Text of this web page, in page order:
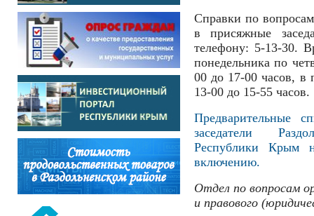
Справки по
в присяжные
телефону: 5-13-30.
понедельника по
00 до 17-00 часов, в
13-00 до 15-55 часов.
Предварительные
заседатели
Республики Крым
включению.
Отдел по вопросам
и правового